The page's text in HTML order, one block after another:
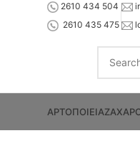
2610 434 504
2610 435 475
ΑΡΤΟΠΟΙΕΙΑ